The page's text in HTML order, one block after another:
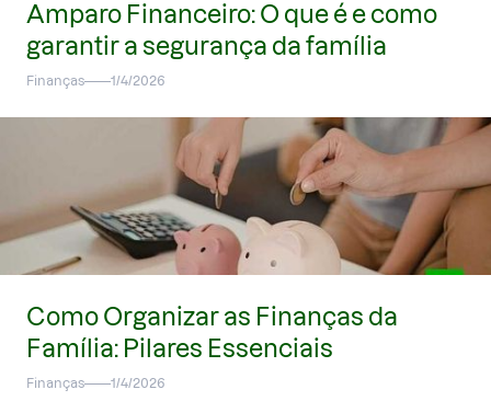
Amparo Financeiro: O que é e como
garantir a segurança da família
Finanças 1/4/2026
Como Organizar as Finanças da
Família: Pilares Essenciais
Finanças 1/4/2026